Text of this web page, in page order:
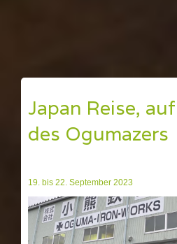
Japan Reise,
des Ogumazers
19. bis 22. September 2023